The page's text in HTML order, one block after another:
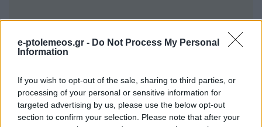
e-ptolemeos.gr - Do Not Process My Personal
Information
If you wish to opt-out of the sale, sharing to third parties, or
processing of your personal or sensitive information for
targeted advertising by us, please use the below opt-out
section to confirm your selection. Please note that after your